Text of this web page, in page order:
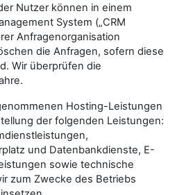
Nutzer können in einem
System („CRM
Anfragenorganisation
die Anfragen, sofern diese
Wir überprüfen die
Hosting-Leistungen
der folgenden Leistungen:
und Datenbankdienste, E-
sowie technische
zum Zwecke des Betriebs